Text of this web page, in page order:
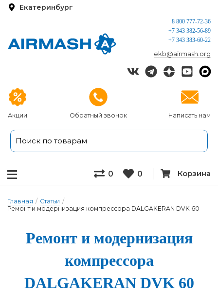
Екатеринбург
Акции Обратный звонок Написать нам
8 800 777-72-36
+7 343 382-56-89
+7 343 383-60-22
ekb@airmash.org
0 0 Корзина
Главная / Статьи /
Ремонт и модернизация компрессора DALGAKERAN DVK 60
Ремонт и модер­ни­за­ция
ком­прес­со­ра
DALGAKERAN DVK 60